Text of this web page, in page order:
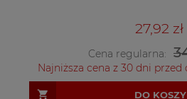
27,92 zł
Cena regularna:
Najniższa cena z 30 dni przed
DO